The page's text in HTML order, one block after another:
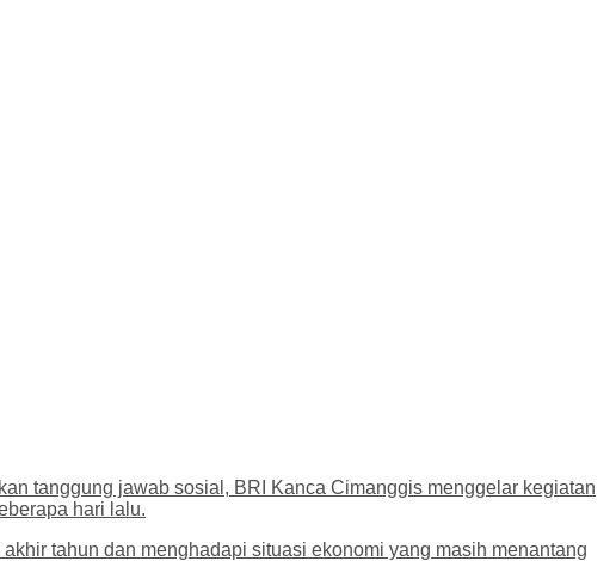
tanggung jawab sosial, BRI Kanca Cimanggis menggelar kegiatan
hari lalu.
tahun dan menghadapi situasi ekonomi yang masih menantang